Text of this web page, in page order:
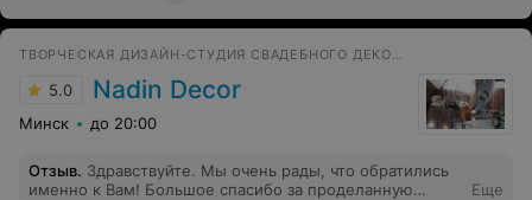
ТВОРЧЕСКАЯ ДИЗАЙН-СТУДИЯ СВАДЕБНОГО ДЕКОРА
5.0 Nadin Decor
Минск до 20:00
Отзыв. Здравствуйте. Мы очень рады, что обратились
именно к Вам! Большое спасибо за проделанную
Еще